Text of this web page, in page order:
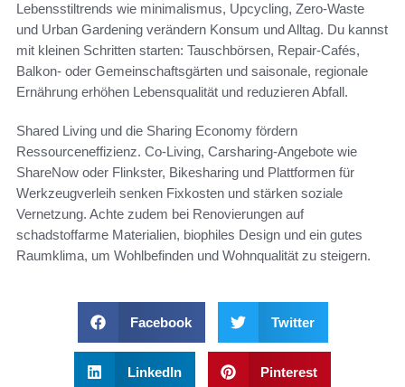
Lebensstiltrends wie minimalismus, Upcycling, Zero-Waste
und Urban Gardening verändern Konsum und Alltag. Du kannst
mit kleinen Schritten starten: Tauschbörsen, Repair-Cafés,
Balkon- oder Gemeinschaftsgärten und saisonale, regionale
Ernährung erhöhen Lebensqualität und reduzieren Abfall.
Shared Living und die Sharing Economy fördern
Ressourceneffizienz. Co-Living, Carsharing-Angebote wie
ShareNow oder Flinkster, Bikesharing und Plattformen für
Werkzeugverleih senken Fixkosten und stärken soziale
Vernetzung. Achte zudem bei Renovierungen auf
schadstoffarme Materialien, biophiles Design und ein gutes
Raumklima, um Wohlbefinden und Wohnqualität zu steigern.
Facebook Twitter
LinkedIn Pinterest